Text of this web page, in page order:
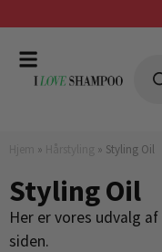
Gratis fragt ved køb
» » Styling Oil
Styling Oil
Her er vores udvalg
siden.